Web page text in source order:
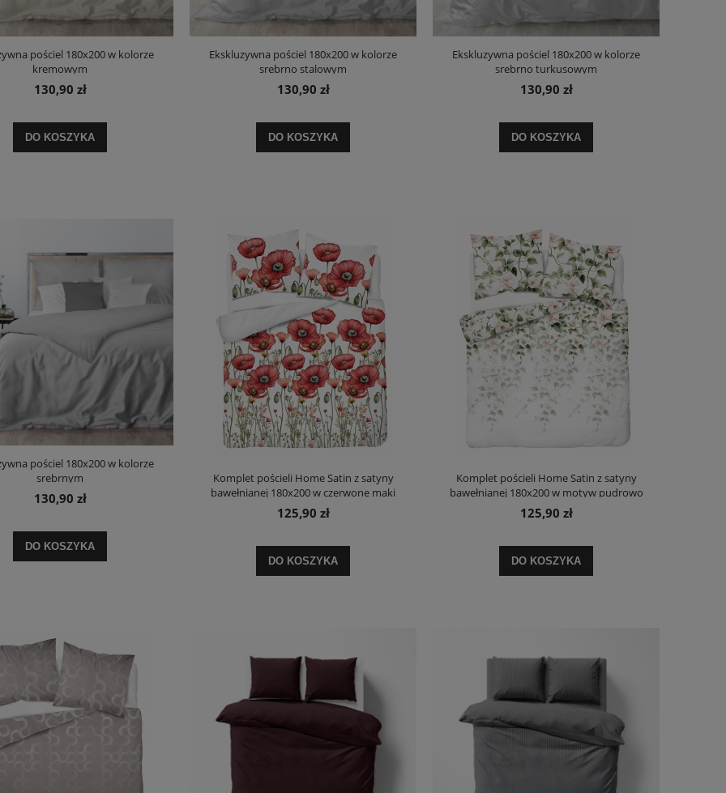
pościel 180x200 w kolorze
kremowym
130,90 zł
DO KOSZYKA
Ekskluzywna pościel 180x200 w kolorze
srebrno stalowym
130,90 zł
DO KOSZYKA
Ekskluzywna pościel 180x200 w kolorze
srebrno turkusowym
130,90 zł
DO KOSZYKA
pościel 180x200 w kolorze
srebrnym
130,90 zł
DO KOSZYKA
Komplet pościeli Home Satin z satyny
bawełnianej 180x200 w czerwone maki
125,90 zł
DO KOSZYKA
Komplet pościeli Home Satin z satyny
bawełnianej 180x200 w motyw pudrowo
różowego hibiskusa
125,90 zł
DO KOSZYKA